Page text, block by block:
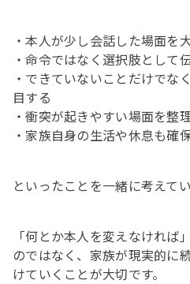
・本人が少し会話した場面を
・命令ではなく選択肢として
・できていないことだけでな
目する
・衝突が起きやすい場面を整
・家族自身の生活や休息も確
といったことを一緒に考えてい
「何とか本人を変えなければ
のではなく、家族が現実的に
けていくことが大切です。